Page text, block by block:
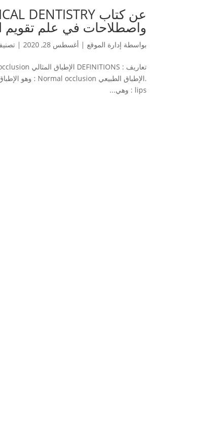
واصطلاحات في علم تقويم
بواسطة إدارة الموقع | أغسطس 28, 2020 |
lips : وهي...